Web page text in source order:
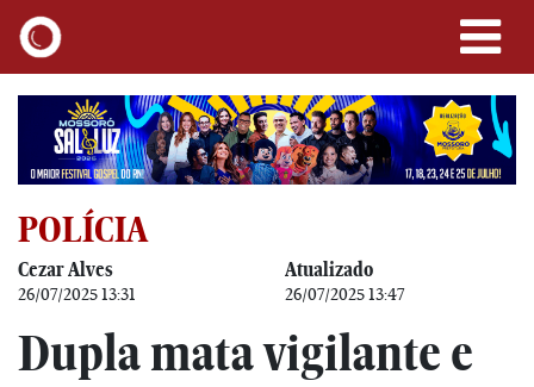
POLÍCIA
Cezar Alves
26/07/2025 13:31
Atualizado
26/07/2025 13:47
Dupla mata vigilante e